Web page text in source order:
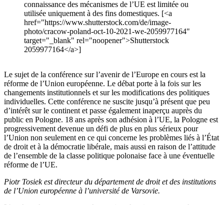
connaissance des mécanismes de l’UE est limitée ou
utilisée uniquement à des fins domestiques. [<a
href="https://www.shutterstock.com/de/image-
photo/cracow-poland-oct-10-2021-we-2059977164"
target="_blank" rel="noopener">Shutterstock
2059977164</a>]
Le sujet de la conférence sur l’avenir de l’Europe en cours est la
réforme de l’Union européenne. Le débat porte à la fois sur les
changements institutionnels et sur les modifications des politiques
individuelles. Cette conférence ne suscite jusqu’à présent que peu
d’intérêt sur le continent et passe également inaperçu auprès du
public en Pologne. 18 ans après son adhésion à l’UE, la Pologne est
progressivement devenue un défi de plus en plus sérieux pour
l’Union non seulement en ce qui concerne les problèmes liés à l’État
de droit et à la démocratie libérale, mais aussi en raison de l’attitude
de l’ensemble de la classe politique polonaise face à une éventuelle
réforme de l’UE.
Piotr Tosiek est directeur du département de droit et des institutions
de l’Union européenne à l’université de Varsovie.